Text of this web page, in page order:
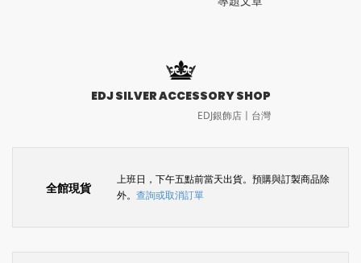
EDJ SILVER ACCESSORY SHOP
EDJ銀飾店〡台灣
全館現貨
上班日，下午五點前當天出貨。預購與訂製商品除
外。 查詢或取消訂單